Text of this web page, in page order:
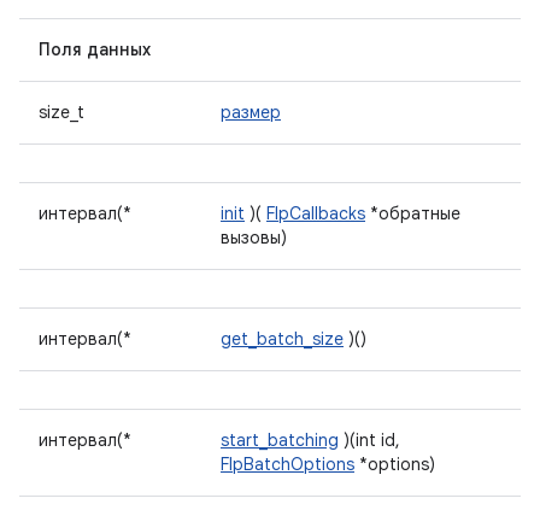
Поля данных
size_t размер
интервал(* init )( FlpCallbacks *обратные
вызовы)
интервал(* get_batch_size )()
интервал(* start_batching )(int id,
FlpBatchOptions *options)